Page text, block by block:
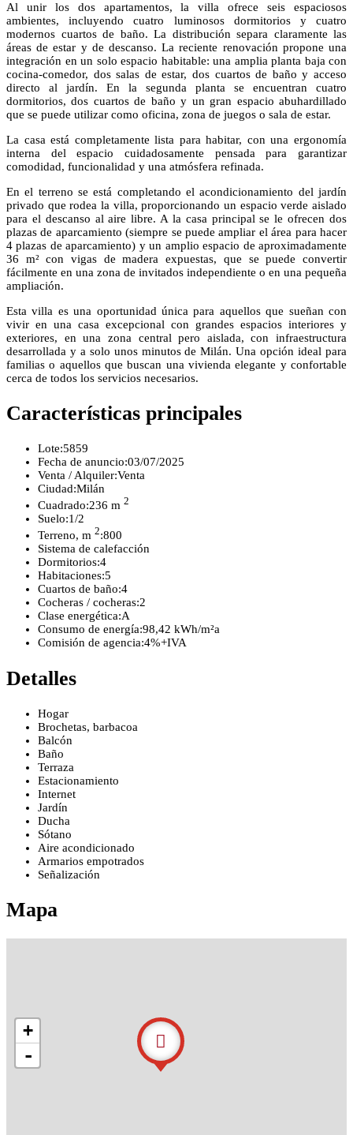
Al unir los dos apartamentos, la villa ofrece seis espaciosos
ambientes, incluyendo cuatro luminosos dormitorios y cuatro
modernos cuartos de baño. La distribución separa claramente las
áreas de estar y de descanso. La reciente renovación propone una
integración en un solo espacio habitable: una amplia planta baja con
cocina-comedor, dos salas de estar, dos cuartos de baño y acceso
directo al jardín. En la segunda planta se encuentran cuatro
dormitorios, dos cuartos de baño y un gran espacio abuhardillado
que se puede utilizar como oficina, zona de juegos o sala de estar.
La casa está completamente lista para habitar, con una ergonomía
interna del espacio cuidadosamente pensada para garantizar
comodidad, funcionalidad y una atmósfera refinada.
En el terreno se está completando el acondicionamiento del jardín
privado que rodea la villa, proporcionando un espacio verde aislado
para el descanso al aire libre. A la casa principal se le ofrecen dos
plazas de aparcamiento (siempre se puede ampliar el área para hacer
4 plazas de aparcamiento) y un amplio espacio de aproximadamente
36 m² con vigas de madera expuestas, que se puede convertir
fácilmente en una zona de invitados independiente o en una pequeña
ampliación.
Esta villa es una oportunidad única para aquellos que sueñan con
vivir en una casa excepcional con grandes espacios interiores y
exteriores, en una zona central pero aislada, con infraestructura
desarrollada y a solo unos minutos de Milán. Una opción ideal para
familias o aquellos que buscan una vivienda elegante y confortable
cerca de todos los servicios necesarios.
Características principales
Lote:5859
Fecha de anuncio:03/07/2025
Venta / Alquiler:Venta
Ciudad:Milán
Cuadrado:236 m 2
Suelo:1/2
Terreno, m 2:800
Sistema de calefacción
Dormitorios:4
Habitaciones:5
Cuartos de baño:4
Cocheras / cocheras:2
Clase energética:A
Consumo de energía:98,42 kWh/m²a
Comisión de agencia:4%+IVA
Detalles
Hogar
Brochetas, barbacoa
Balcón
Baño
Terraza
Estacionamiento
Internet
Jardín
Ducha
Sótano
Aire acondicionado
Armarios empotrados
Señalización
Mapa
+
-